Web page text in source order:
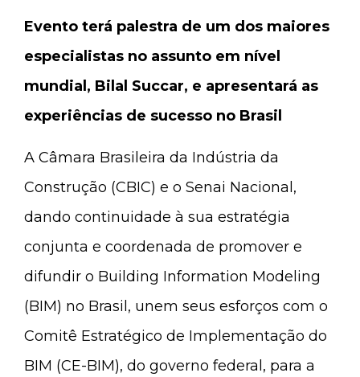
Evento terá palestra de um dos maiores
especialistas no assunto em nível
mundial, Bilal Succar, e apresentará as
experiências de sucesso no Brasil
A Câmara Brasileira da Indústria da
Construção (CBIC) e o Senai Nacional,
dando continuidade à sua estratégia
conjunta e coordenada de promover e
difundir o Building Information Modeling
(BIM) no Brasil, unem seus esforços com o
Comitê Estratégico de Implementação do
BIM (CE-BIM), do governo federal, para a